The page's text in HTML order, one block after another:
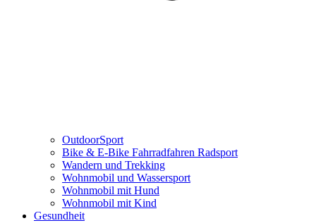
OutdoorSport
Bike & E-Bike Fahrradfahren Radsport
Wandern und Trekking
Wohnmobil und Wassersport
Wohnmobil mit Hund
Wohnmobil mit Kind
Gesundheit